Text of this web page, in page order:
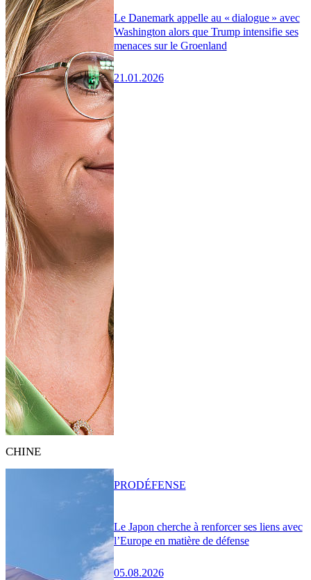
Le Danemark appelle au « dialogue » avec
Washington alors que Trump intensifie ses
menaces sur le Groenland
21.01.2026
CHINE
Le Japon cherche à renforcer ses liens avec
l’Europe en matière de défense
05.08.2026
PRODÉFENSE